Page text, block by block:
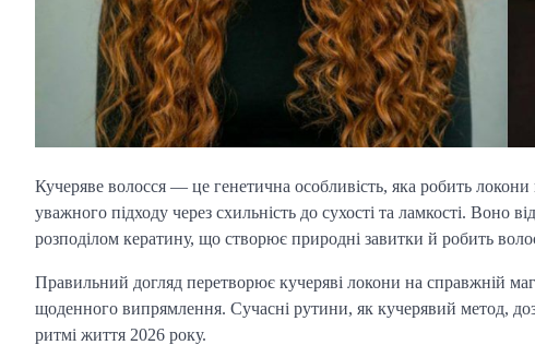
Кучеряве волосся — це генетична особливість, яка робить
уважного підходу через схильність до сухості та ламкості. Воно
розподілом кератину, що створює природні завитки й робить
Правильний догляд перетворює кучеряві локони на справжній
щоденного випрямлення. Сучасні рутини, як кучерявий метод,
ритмі життя 2026 року.